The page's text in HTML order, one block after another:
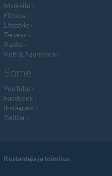
Matkailu
Fitness
Lifestyle
Terveys
Ruoka
Koti & Asuminen
Some
YouTube
Facebook
Instagram
Twitter
Kustantaja ja toimitus